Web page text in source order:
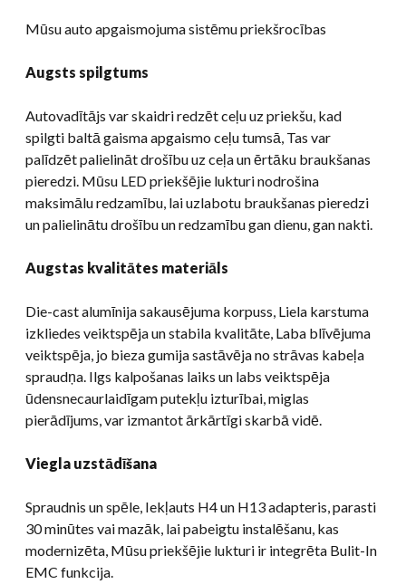
Mūsu auto apgaismojuma sistēmu priekšrocības
Augsts spilgtums
Autovadītājs var skaidri redzēt ceļu uz priekšu, kad
spilgti baltā gaisma apgaismo ceļu tumsā, Tas var
palīdzēt palielināt drošību uz ceļa un ērtāku braukšanas
pieredzi. Mūsu LED priekšējie lukturi nodrošina
maksimālu redzamību, lai uzlabotu braukšanas pieredzi
un palielinātu drošību un redzamību gan dienu, gan nakti.
Augstas kvalitātes materiāls
Die-cast alumīnija sakausējuma korpuss, Liela karstuma
izkliedes veiktspēja un stabila kvalitāte, Laba blīvējuma
veiktspēja, jo bieza gumija sastāvēja no strāvas kabeļa
spraudņa. Ilgs kalpošanas laiks un labs veiktspēja
ūdensnecaurlaidīgam putekļu izturībai, miglas
pierādījums, var izmantot ārkārtīgi skarbā vidē.
Viegla uzstādīšana
Spraudnis un spēle, Iekļauts H4 un H13 adapteris, parasti
30 minūtes vai mazāk, lai pabeigtu instalēšanu, kas
modernizēta, Mūsu priekšējie lukturi ir integrēta Bulit-In
EMC funkcija.